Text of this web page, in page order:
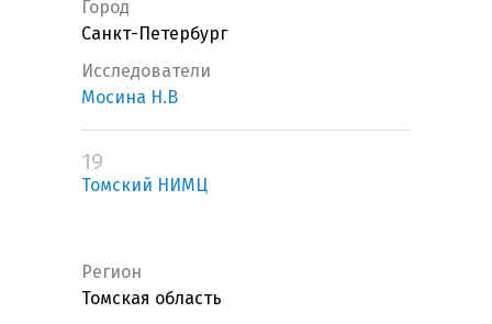
Город
Санкт-Петербург
Исследователи
Мосина Н.В
19
Томский НИМЦ
Регион
Томская область